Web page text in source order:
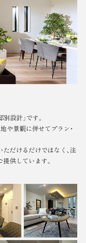
設計」です。
や景観に併せてプラン・
だけるだけではなく、注
供しています。